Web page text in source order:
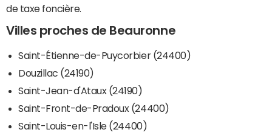
de taxe foncière.
Villes proches de Beauronne
Saint-Étienne-de-Puycorbier (24400)
Douzillac (24190)
Saint-Jean-d'Ataux (24190)
Saint-Front-de-Pradoux (24400)
Saint-Louis-en-l'Isle (24400)